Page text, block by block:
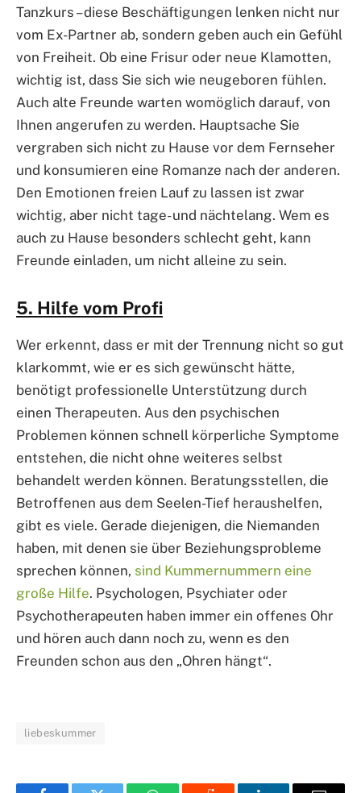
Tanzkurs – diese Beschäftigungen lenken nicht nur
vom Ex-Partner ab, sondern geben auch ein Gefühl
von Freiheit. Ob eine Frisur oder neue Klamotten,
wichtig ist, dass Sie sich wie neugeboren fühlen.
Auch alte Freunde warten womöglich darauf, von
Ihnen angerufen zu werden. Hauptsache Sie
vergraben sich nicht zu Hause vor dem Fernseher
und konsumieren eine Romanze nach der anderen.
Den Emotionen freien Lauf zu lassen ist zwar
wichtig, aber nicht tage- und nächtelang. Wem es
auch zu Hause besonders schlecht geht, kann
Freunde einladen, um nicht alleine zu sein.
5. Hilfe vom Profi
Wer erkennt, dass er mit der Trennung nicht so gut
klarkommt, wie er es sich gewünscht hätte,
benötigt professionelle Unterstützung durch
einen Therapeuten. Aus den psychischen
Problemen können schnell körperliche Symptome
entstehen, die nicht ohne weiteres selbst
behandelt werden können. Beratungsstellen, die
Betroffenen aus dem Seelen-Tief heraushelfen,
gibt es viele. Gerade diejenigen, die Niemanden
haben, mit denen sie über Beziehungsprobleme
sprechen können, sind Kummernummern eine
große Hilfe. Psychologen, Psychiater oder
Psychotherapeuten haben immer ein offenes Ohr
und hören auch dann noch zu, wenn es den
Freunden schon aus den „Ohren hängt“.
liebeskummer